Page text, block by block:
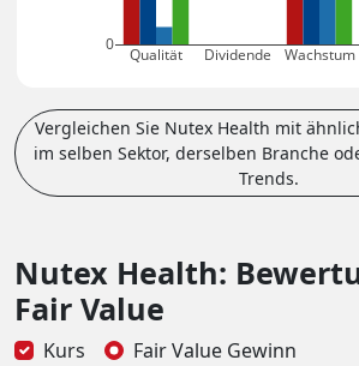
Qualität Dividende Wachstum
0
Vergleichen Sie Nutex Health mit
im selben Sektor, derselben Branche
Trends.
Nutex Health:
Fair Value
Kurs
Fair Value Gewinn